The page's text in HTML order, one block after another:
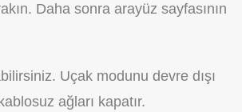
Daha sonra arayüz sayfasının
Uçak modunu devre dışı
ağları kapatır.